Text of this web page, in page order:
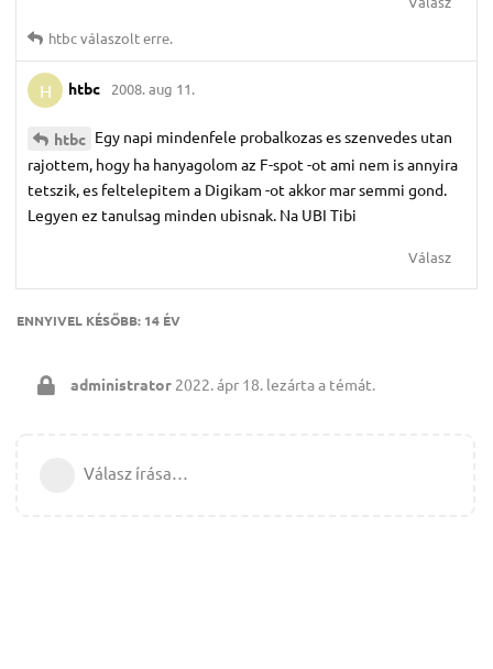
htbcválaszolt erre.
H htbc 2008. aug 11.
htbc Egy napi mindenfele probalkozas es szenvedes utan
rajottem, hogy ha hanyagolom az F-spot -ot ami nem is annyira
tetszik, es feltelepitem a Digikam -ot akkor mar semmi gond.
Legyen ez tanulsag minden ubisnak. Na UBI Tibi
Válasz
ENNYIVEL KÉSŐBB: 14 ÉV
administrator 2022. ápr 18. lezárta a témát.
Válasz írása…